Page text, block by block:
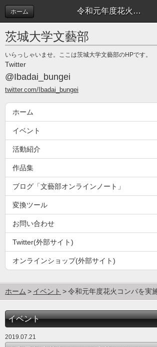
令和元年度花火コンパを実施しました | イベント
ホーム
茨城大学文藝部
いらっしゃいませ。ここは茨城大学文藝部のHPです。
Twitter
@Ibadai_bungei
twitter.com/Ibadai_bungei
ホーム
イベント
活動紹介
作品集
ブログ「文藝部オンラインノート」
変換ツール
お問い合わせ
Twitter(外部サイト)
オンラインショップ(外部サイト)
ホーム イベント 令和元年度花火コンパを実
イベント
2019.07.21